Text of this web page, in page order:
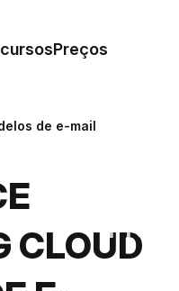
Preços
de e-mail
CLOUD